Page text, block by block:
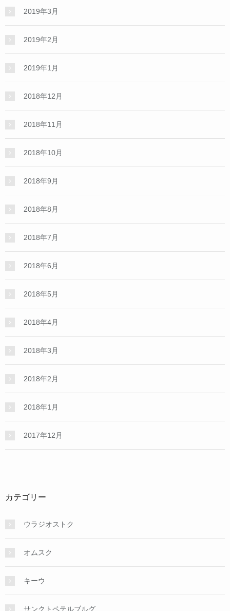
2019年3月
2019年2月
2019年1月
2018年12月
2018年11月
2018年10月
2018年9月
2018年8月
2018年7月
2018年6月
2018年5月
2018年4月
2018年3月
2018年2月
2018年1月
2017年12月
カテゴリー
ウラジオストク
オムスク
キーウ
サンクトペテルブルグ